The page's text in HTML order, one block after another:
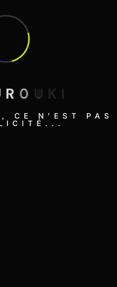
R O U K I
CE N'EST PAS